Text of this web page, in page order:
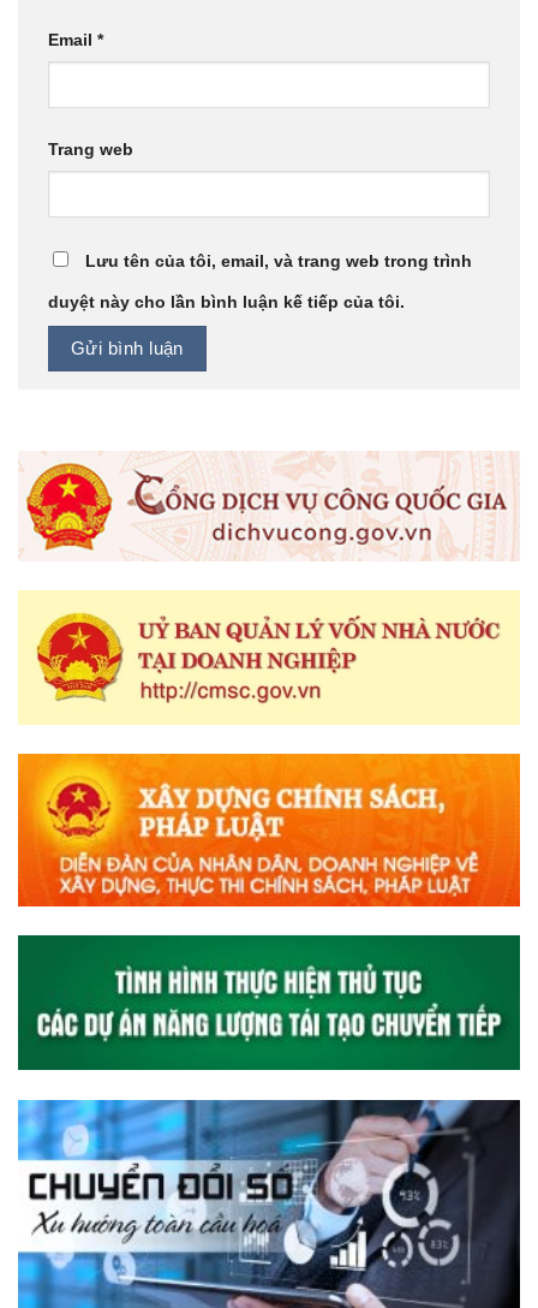
Email *
Trang web
Lưu tên của tôi, email, và trang web trong trình
duyệt này cho lần bình luận kế tiếp của tôi.